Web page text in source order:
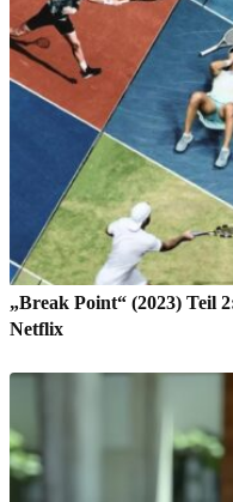
„Break Point“ (2023) Teil
Netflix